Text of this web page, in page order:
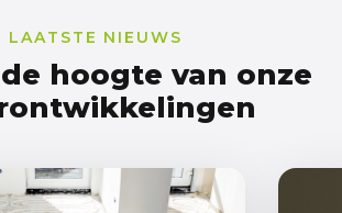
LAATSTE NIEUWS
hoogte van onze